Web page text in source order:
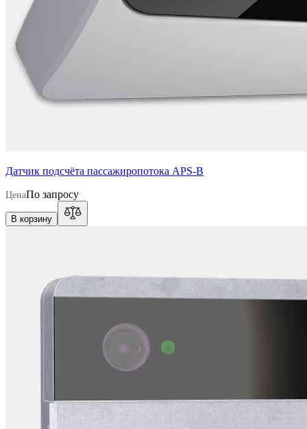
Датчик подсчёта пассажиропотока APS-B
ЦенаПо запросу
В корзину